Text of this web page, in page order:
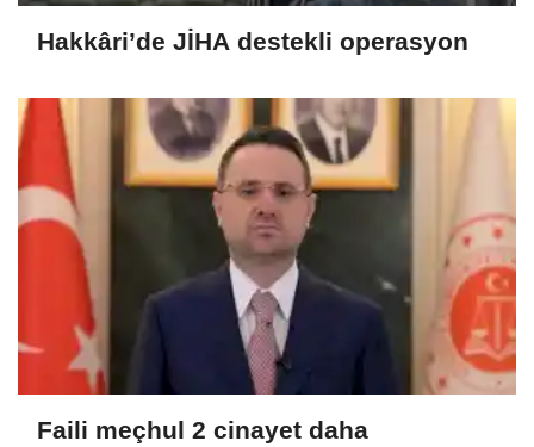
Hakkâri’de JİHA destekli operasyon
Faili meçhul 2 cinayet daha